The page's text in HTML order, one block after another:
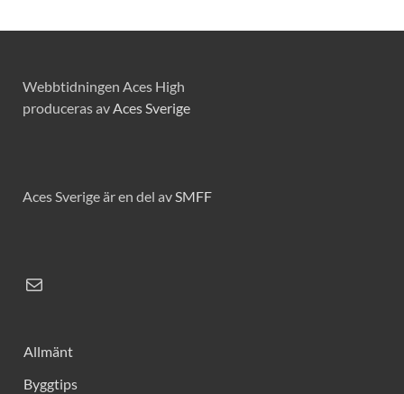
Webbtidningen Aces High
produceras avAces Sverige
Aces Sverige är en del avSMFF
Allmänt
Byggtips